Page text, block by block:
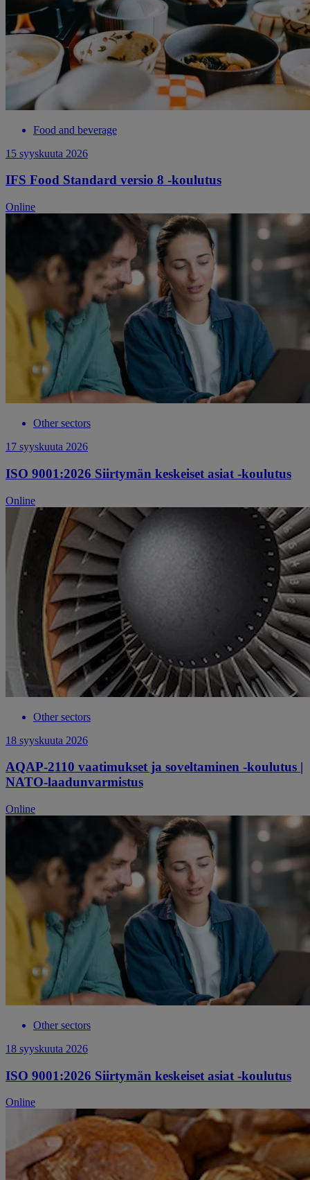
Food and beverage
15 syyskuuta 2026
IFS Food Standard versio 8 -koulutus
Online
Other sectors
17 syyskuuta 2026
ISO 9001:2026 Siirtymän keskeiset asiat -koulutus
Online
Other sectors
18 syyskuuta 2026
AQAP-2110 vaatimukset ja soveltaminen -koulutus |
NATO-laadunvarmistus
Online
Other sectors
18 syyskuuta 2026
ISO 9001:2026 Siirtymän keskeiset asiat -koulutus
Online